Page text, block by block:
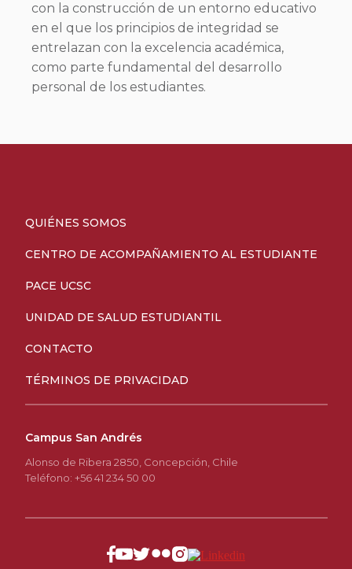
con la construcción de un entorno educativo
en el que los principios de integridad se
entrelazan con la excelencia académica,
como parte fundamental del desarrollo
personal de los estudiantes.
QUIÉNES SOMOS
CENTRO DE ACOMPAÑAMIENTO AL ESTUDIANTE
PACE UCSC
UNIDAD DE SALUD ESTUDIANTIL
CONTACTO
TÉRMINOS DE PRIVACIDAD
Campus San Andrés
Alonso de Ribera 2850, Concepción, Chile
Teléfono: +56 41 234 50 00